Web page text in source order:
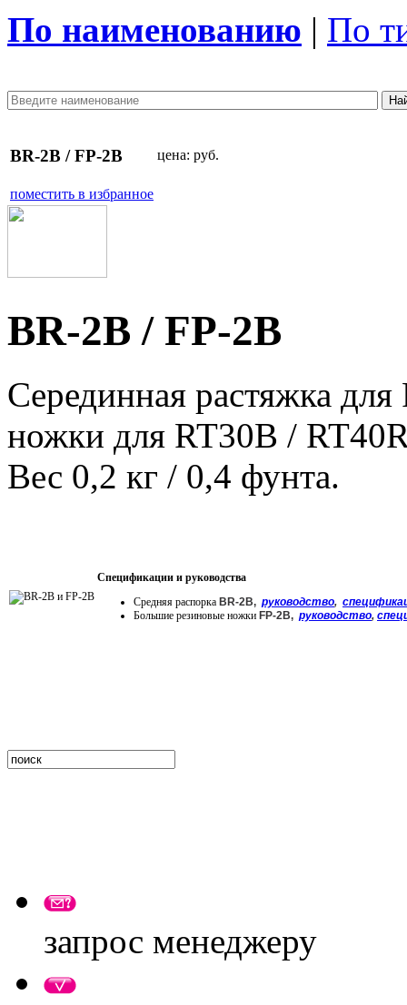
По наименованию | По
BR-2B / FP-2B цена: руб.
поместить в избранное
BR-2B / FP-2B
Серединная растяжка
ножки для RT30B /
Вес 0,2 кг / 0,4 фунта.
Спецификации и руководства
Средняя распорка BR-2B, руководство,
Большие резиновые ножки FP-2B, руководство,
запрос менеджеру